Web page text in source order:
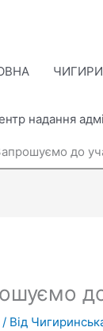
надання
до
до
/ Від